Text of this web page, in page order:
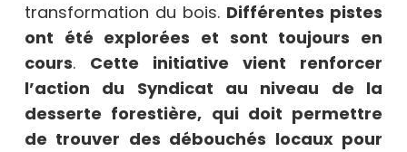
transformation du bois. Différentes pistes
ont été explorées et sont toujours en
cours. Cette initiative vient renforcer
l’action du Syndicat au niveau de la
desserte forestière, qui doit permettre
de trouver des débouchés locaux pour